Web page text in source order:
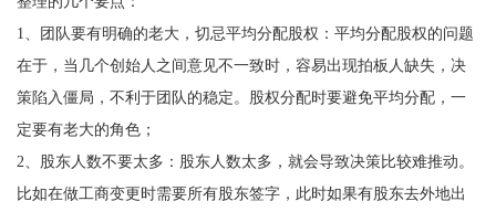
1、团队要有明确的老大，切忌平均分配股权：平均分配股权的问题
在于，当几个创始人之间意见不一致时，容易出现拍板人缺失，决
策陷入僵局，不利于团队的稳定。股权分配时要避免平均分配，一
定要有老大的角色；
2、股东人数不要太多：股东人数太多，就会导致决策比较难推动。
比如在做工商变更时需要所有股东签字，此时如果有股东去外地出